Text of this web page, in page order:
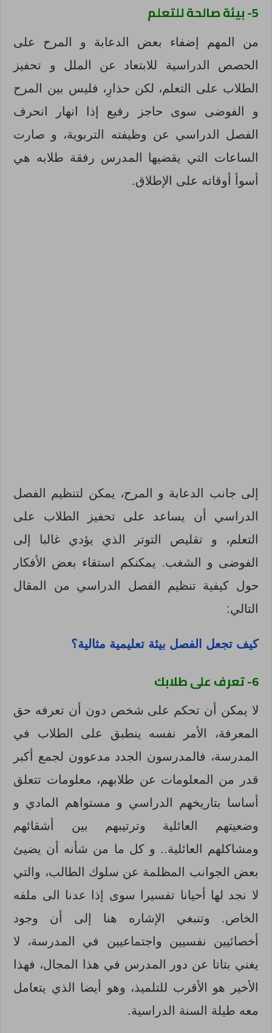
5- بيئة صالحة للتعلم
من المهم إضفاء بعض الدعابة و المرح على
الحصص الدراسية للابتعاد عن الملل و تحفيز
الطلاب على التعلم، لكن حذارِ، فليس بين المرح
و الفوضى سوى حاجز رفيع إذا انهار انحرف
الفصل الدراسي عن وظيفته التربوية، و صارت
الساعات التي يقضيها المدرس رفقة طلابه هي
أسوأ أوقاته على الإطلاق.
إلى جانب الدعابة و المرح، يمكن لتنظيم الفصل
الدراسي أن يساعد على تحفيز الطلاب على
التعلم، و تقليص التوتر الذي يؤدي غالبا إلى
الفوضى و الشغب. يمكنكم استقاء بعض الأفكار
حول كيفية تنظيم الفصل الدراسي من المقال
التالي:
كيف تجعل الفصل بيئة تعليمية مثالية؟
6- تعرف على طلابك
لا يمكن أن تحكم على شخص دون أن تعرفه حق
المعرفة، الأمر نفسه ينطبق على الطلاب في
المدرسة، فالمدرسون الجدد مدعوون لجمع أكبر
قدر من المعلومات عن طلابهم، معلومات تتعلق
أساسا بتاريخهم الدراسي و مستواهم المادي و
وضعيتهم العائلية وترتيبهم بين أشقائهم
ومشاكلهم العائلية.. و كل ما من شأنه أن يضيئ
بعض الجوانب المظلمة عن سلوك الطالب، والتي
لا نجد لها أحيانا تفسيرا سوى إذا عدنا الى ملفه
الخاص. وتنبغي الإشاره هنا إلى أن وجود
أخصائيين نفسيين واجتماعيين في المدرسة، لا
يغني بتاتا عن دور المدرس في هذا المجال، فهذا
الأخير هو الأقرب للتلميذ، وهو أيضا الذي يتعامل
معه طيلة السنة الدراسية.